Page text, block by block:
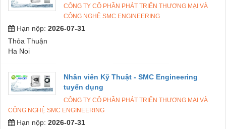
CÔNG TY CÔ PHẦN PHÁT TRIỂN THƯƠNG MẠI VÀ
CÔNG NGHỆ SMC ENGINEERING
Hạn nộp: 2026-07-31
Thỏa Thuận
Ha Noi
Nhân viên Kỹ Thuật - SMC Engineering
tuyển dụng
CÔNG TY CÔ PHẦN PHÁT TRIỂN THƯƠNG MẠI VÀ
CÔNG NGHỆ SMC ENGINEERING
Hạn nộp: 2026-07-31